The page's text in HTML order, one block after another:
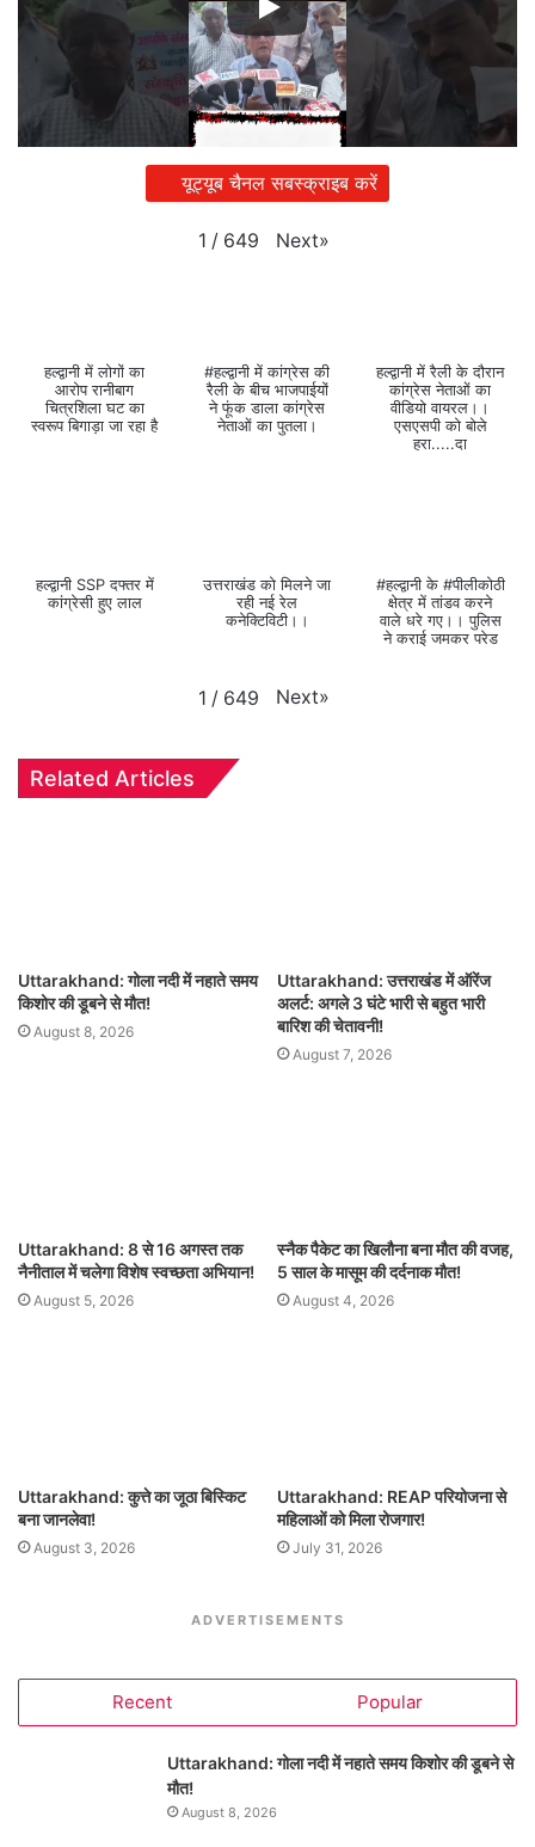
यूट्यूब चैनल सबस्क्राइब करें
1 / 649 Next»
हल्द्वानी में लोगों का
आरोप रानीबाग
चित्रशिला घट का
स्वरूप बिगाड़ा जा रहा है
#हल्द्वानी में कांग्रेस की
रैली के बीच भाजपाईयों
ने फूंक डाला कांग्रेस
नेताओं का पुतला।
हल्द्वानी में रैली के दौरान
कांग्रेस नेताओं का
वीडियो वायरल।।
एसएसपी को बोले
हरा.....दा
हल्द्वानी SSP दफ्तर में
कांग्रेसी हुए लाल
उत्तराखंड को मिलने जा
रही नई रेल
कनेक्टिविटी।।
#हल्द्वानी के #पीलीकोठी
क्षेत्र में तांडव करने
वाले धरे गए।। पुलिस
ने कराई जमकर परेड
1 / 649 Next»
Related Articles
Uttarakhand: गोला नदी में नहाते समय
किशोर की डूबने से मौत!
August 8, 2026
Uttarakhand: उत्तराखंड में ऑरेंज
अलर्ट: अगले 3 घंटे भारी से बहुत भारी
बारिश की चेतावनी!
August 7, 2026
Uttarakhand: 8 से 16 अगस्त तक
नैनीताल में चलेगा विशेष स्वच्छता अभियान!
August 5, 2026
स्नैक पैकेट का खिलौना बना मौत की वजह,
5 साल के मासूम की दर्दनाक मौत!
August 4, 2026
Uttarakhand: कुत्ते का जूठा बिस्किट
बना जानलेवा!
August 3, 2026
Uttarakhand: REAP परियोजना से
महिलाओं को मिला रोजगार!
July 31, 2026
ADVERTISEMENTS
Recent Popular
Uttarakhand: गोला नदी में नहाते समय किशोर की डूबने से
मौत!
August 8, 2026